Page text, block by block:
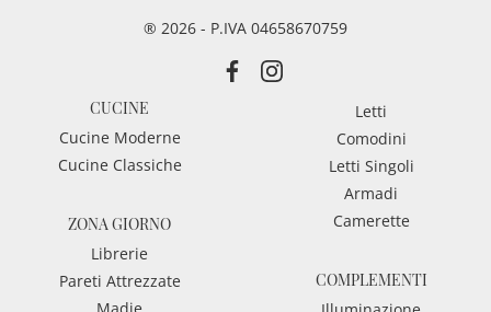
® 2026 - P.IVA 04658670759
CUCINE
Cucine Moderne
Cucine Classiche
ZONA GIORNO
Librerie
Pareti Attrezzate
Letti
Comodini
Letti Singoli
Armadi
Camerette
COMPLEMENTI